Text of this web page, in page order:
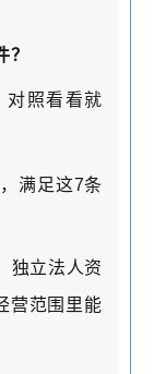
？
对照看看就
，满足这7条
独立法人资
营范围里能